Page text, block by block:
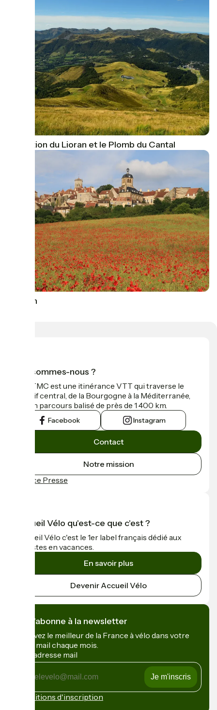
La station du Lioran et le Plomb du Cantal
Avallon
Qui sommes-nous ?
La GTMC est une itinérance VTT qui traverse le
Massif central, de la Bourgogne à la Méditerranée,
sur un parcours balisé de près de 1 400 km.
Facebook Instagram
Contact
Notre mission
Espace Presse
Accueil Vélo qu'est-ce que c'est ?
Accueil Vélo c'est le 1er label français dédié aux
cyclistes en vacances.
En savoir plus
Devenir Accueil Vélo
Je m'abonne à la newsletter
Recevez le meilleur de la France à vélo dans votre
boîte mail chaque mois.
Mon adresse mail
Mon
adresse
Conditions d'inscription